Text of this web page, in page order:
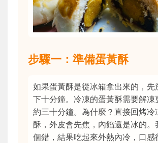
步驟一：準備蛋黃酥
如果蛋黃酥是從冰箱拿出來的，先
下十分鐘。冷凍的蛋黃酥需要解凍
約三十分鐘。為什麼？直接回烤冷
酥，外皮會先焦，內餡還是冰的。
個錯，結果吃起來外熱內冷，口感